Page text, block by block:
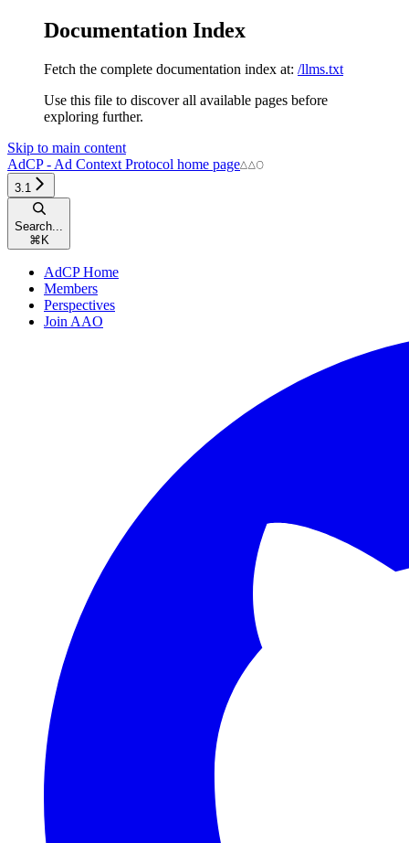
Documentation Index
Fetch the complete documentation index at: /llms.txt
Use this file to discover all available pages before
exploring further.
Skip to main content
AdCP - Ad Context Protocol home page
3.1
Search...
⌘ K
AdCP Home
Members
Perspectives
Join AAO